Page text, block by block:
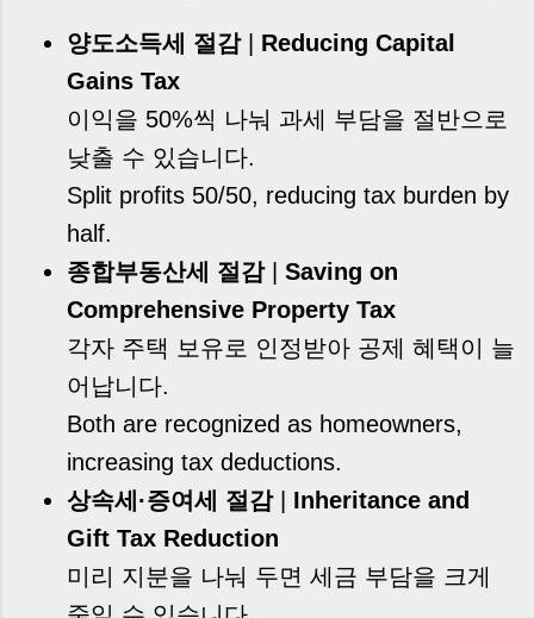
양도소득세 절감| Reducing Capital
Gains Tax
이익을 50%씩 나눠 과세 부담을 절반으로
낮출 수 있습니다.
Split profits 50/50, reducing tax burden by
half.
종합부동산세 절감| Saving on
Comprehensive Property Tax
각자 주택 보유로 인정받아 공제 혜택이 늘
어납니다.
Both are recognized as homeowners,
increasing tax deductions.
상속세·증여세 절감| Inheritance and
Gift Tax Reduction
미리 지분을 나눠 두면 세금 부담을 크게